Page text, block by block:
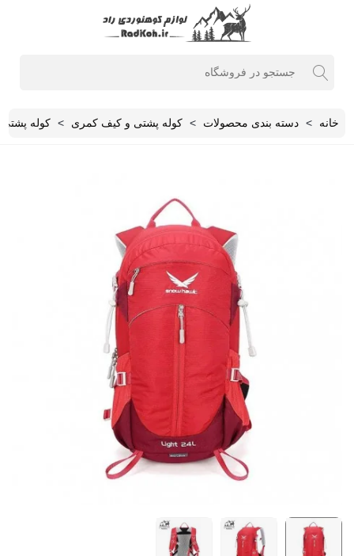
خانه > دسته بندی محصولات > کوله پشتی و کیف کمری > کوله پشتی یک